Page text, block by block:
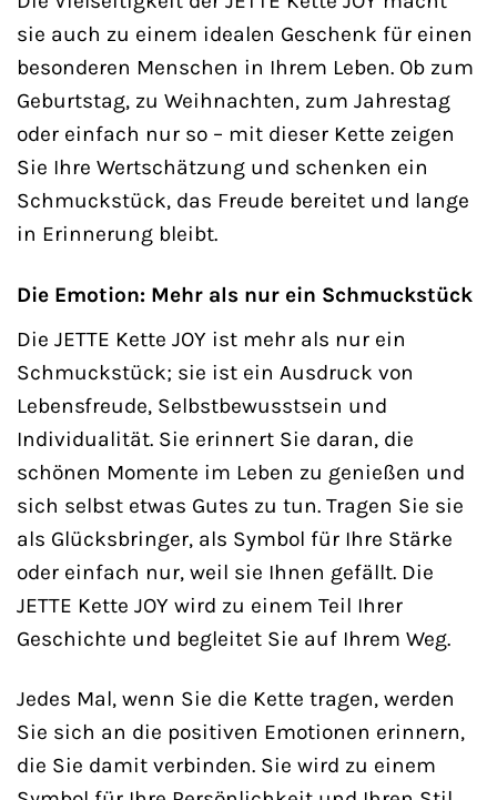
sie auch zu einem idealen Geschenk für einen
besonderen Menschen in Ihrem Leben. Ob zum
Geburtstag, zu Weihnachten, zum Jahrestag
oder einfach nur so – mit dieser Kette zeigen
Sie Ihre Wertschätzung und schenken ein
Schmuckstück, das Freude bereitet und lange
in Erinnerung bleibt.
Die Emotion: Mehr als nur ein Schmuckstück
Die JETTE Kette JOY ist mehr als nur ein
Schmuckstück; sie ist ein Ausdruck von
Lebensfreude, Selbstbewusstsein und
Individualität. Sie erinnert Sie daran, die
schönen Momente im Leben zu genießen und
sich selbst etwas Gutes zu tun. Tragen Sie sie
als Glücksbringer, als Symbol für Ihre Stärke
oder einfach nur, weil sie Ihnen gefällt. Die
JETTE Kette JOY wird zu einem Teil Ihrer
Geschichte und begleitet Sie auf Ihrem Weg.
Jedes Mal, wenn Sie die Kette tragen, werden
Sie sich an die positiven Emotionen erinnern,
die Sie damit verbinden. Sie wird zu einem